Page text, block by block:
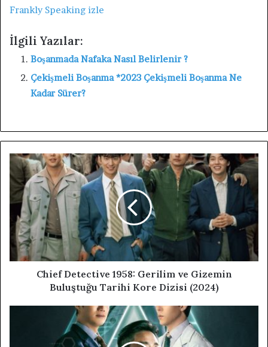
Frankly Speaking izle
İlgili Yazılar:
Boşanmada Nafaka Nasıl Belirlenir ?
Çekişmeli Boşanma *2023 Çekişmeli Boşanma Ne
Kadar Sürer?
Chief Detective 1958: Gerilim ve Gizemin
Buluştuğu Tarihi Kore Dizisi (2024)